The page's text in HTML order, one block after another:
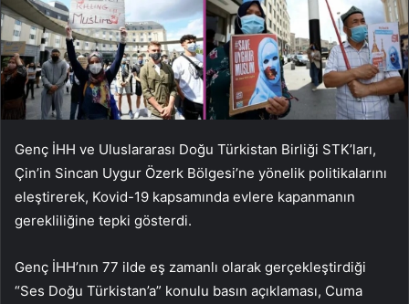
Genç İHH ve Uluslararası Doğu Türkistan Birliği STK’ları,
Çin’in Sincan Uygur Özerk Bölgesi’ne yönelik politikalarını
eleştirerek, Kovid-19 kapsamında evlere kapanmanın
gerekliliğine tepki gösterdi.
Genç İHH’nın 77 ilde eş zamanlı olarak gerçekleştirdiği
“Ses Doğu Türkistan’a” konulu basın açıklaması, Cuma